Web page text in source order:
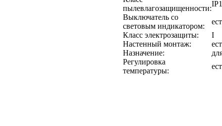
пылевлагозащищенности:
Выключатель со
световым индикатором:
Класс электрозащиты:
I
Настенный монтаж:
Назначение:
Регулировка
температуры: